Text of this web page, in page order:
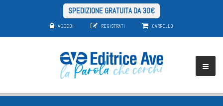
SPEDIZIONE GRATUITA DA 30€
ACCEDI REGISTRATI CARRELLO